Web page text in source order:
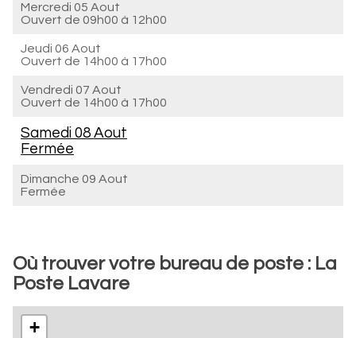
Mercredi 05 Aout
Ouvert de 09h00 à 12h00
Jeudi 06 Aout
Ouvert de 14h00 à 17h00
Vendredi 07 Aout
Ouvert de 14h00 à 17h00
Samedi 08 Aout
Fermée
Dimanche 09 Aout
Fermée
Où trouver votre bureau de poste : La
Poste Lavare
+